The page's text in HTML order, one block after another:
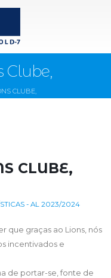
Clube,
CLUBE,
CLUBE,
- AL 2023/2024
que graças ao Lions, nós
incentivados e
de portar-se, fonte de